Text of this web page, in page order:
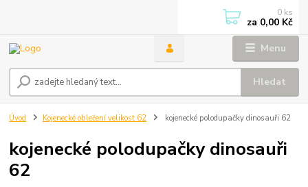
Menu
Hledat
0 ks
za 0,00 Kč
Úvod Kojenecké oblečení velikost 62 kojenecké polodupačky dinosauři 62
kojenecké polodupačky dinosauři
62